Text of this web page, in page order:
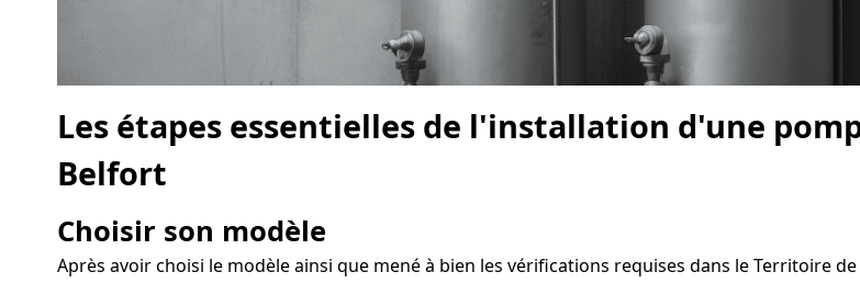
Les étapes essentielles de l'installation d'une
Belfort
Choisir son modèle
Après avoir choisi le modèle ainsi que mené à bien les vérifications requises dans le Territoire